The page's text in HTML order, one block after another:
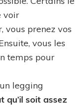
voir
vous prenez vos
vous les
temps pour
legging
qu’il soit assez